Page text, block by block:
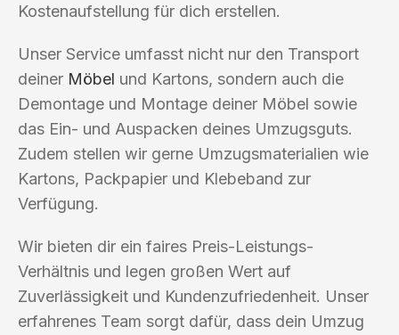
Kostenaufstellung für dich erstellen.
Unser Service umfasst nicht nur den Transport
deiner Möbel und Kartons, sondern auch die
Demontage und Montage deiner Möbel sowie
das Ein- und Auspacken deines Umzugsguts.
Zudem stellen wir gerne Umzugsmaterialien wie
Kartons, Packpapier und Klebeband zur
Verfügung.
Wir bieten dir ein faires Preis-Leistungs-
Verhältnis und legen großen Wert auf
Zuverlässigkeit und Kundenzufriedenheit. Unser
erfahrenes Team sorgt dafür, dass dein Umzug